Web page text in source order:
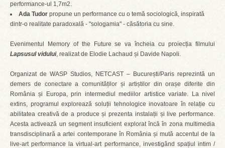
performance-ul 1,7m2.
Ada Tudor propune un performance cu o temă sociologică, inspirată
dintr-o realitate paradoxală - "sologamia" - căsătoria cu sine.
Evenimentul Memory of the Future se va încheia cu proiecția filmului
Lapsusul vidului, realizat de Elodie Lachaud și Davide Napoli.
Organizat de WASP Studios, NETCAST – București/Paris reprezintă un
demers de conectare a comunităților și artiștilor din orașe diferite din
România și Europa, prin intermediul mediilor artistice variate. La nivel
extins, programul explorează soluții tehnologice inovatoare în relație cu
abilitatea creativă de a produce și prezenta instalații și live performance.
Acesta activează un segment insuficient explorat încă în zona multimedia
transdisciplinară a artei contemporane în România și mută accentul de la
live-art performance la virtual-art performance, investigând spațiul intim /